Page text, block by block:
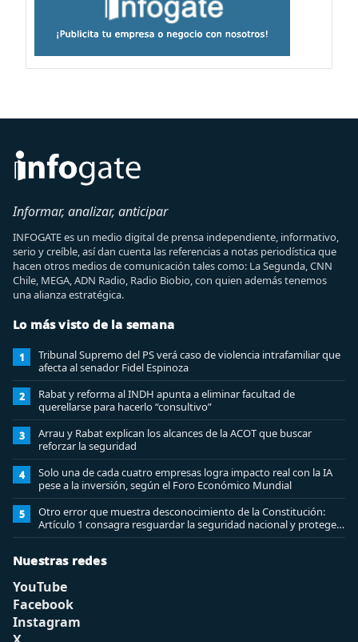
Informar, analizar, anticipar
INFOGATE es un medio digital de prensa independiente, informativo,
serio y creíble, así dan cuenta las referencias a notas periodística que
hacen otros medios de comunicación tales como: La Segunda, CNN
Chile, MEGA, ADN Radio, Radio Biobio, con quien además tenemos
una alianza estratégica.
Lo más visto de la semana
1
Tribunal Supremo del PS verá caso de violencia intrafamiliar que
afecta al senador Fidel Espinoza
2
Rabat y reforma al INDH apunta a eliminar facultad de
querellarse para hacerlo “consultivo”
3
Arrau y Rabat explican los alcances de la ACOT que buscar
reforzar la seguridad
4
Solo una de cada cuatro empresas logra impacto real con la IA
pese a la inversión, según el Foro Económico Mundial
5
Otro error que muestra desconocimiento de la Constitución:
Artículo 1 consagra resguardar la seguridad nacional y proteger
a los ciudadanos
Nuestras redes
YouTube
Facebook
Instagram